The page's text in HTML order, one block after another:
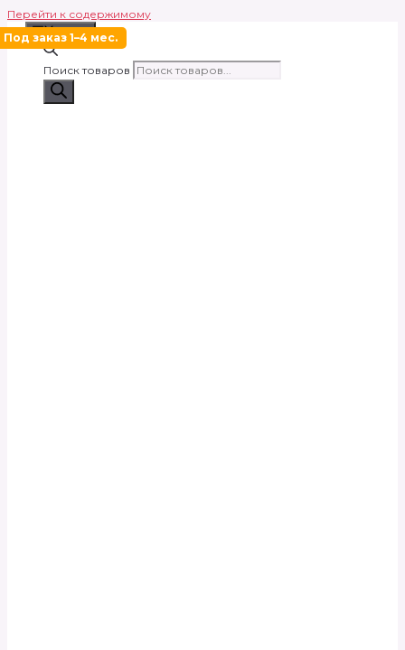
Перейти к содержимому
Меню
Поиск товаров
Под заказ 1–4 мес.